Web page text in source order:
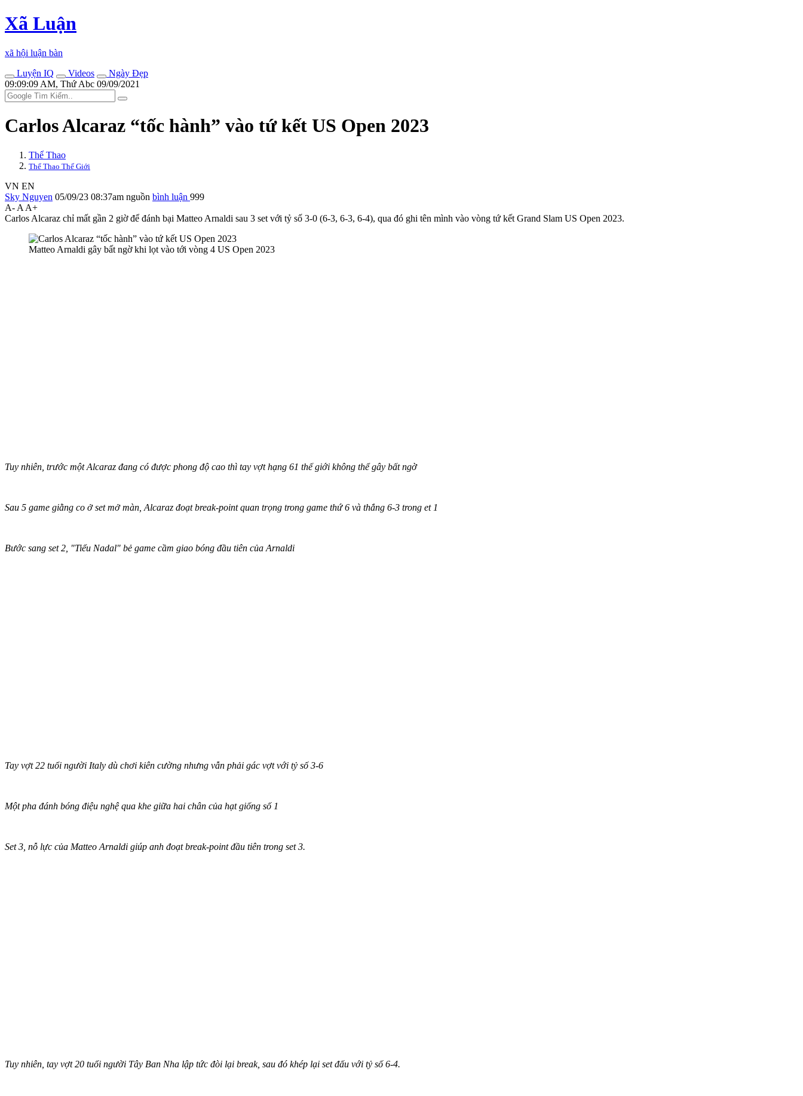
Xã Luận
xã hội luận bàn
Luyện IQ
Videos
Ngày Đẹp
09:09:09 AM, Thứ Abc 09/09/2021
Carlos Alcaraz “tốc hành” vào tứ kết US Open 2023
Thể Thao
Thể Thao Thế Giới
VN EN
Sky Nguyen 05/09/23 08:37am nguồn bình luận 999
A- A A+
Carlos Alcaraz chỉ mất gần 2 giờ để đánh bại Matteo Arnaldi sau 3 set với tỷ số 3-0 (6-3, 6-3, 6-4), qua đó ghi tên mình vào vòng tứ kết Grand Slam US Open 2023.
Matteo Arnaldi gây bất ngờ khi lọt vào tới vòng 4 US Open 2023
Tuy nhiên, trước một Alcaraz đang có được phong độ cao thì tay vợt hạng 61 thế giới không thể gây bất ngờ
Sau 5 game giằng co ở set mở màn, Alcaraz đoạt break-point quan trọng trong game thứ 6 và thắng 6-3 trong et 1
Bước sang set 2, "Tiểu Nadal" bẻ game cầm giao bóng đầu tiên của Arnaldi
Tay vợt 22 tuổi người Italy dù chơi kiên cường nhưng vẫn phải gác vợt với tỷ số 3-6
Một pha đánh bóng điệu nghệ qua khe giữa hai chân của hạt giống số 1
Set 3, nỗ lực của Matteo Arnaldi giúp anh đoạt break-point đầu tiên trong set 3.
Tuy nhiên, tay vợt 20 tuổi người Tây Ban Nha lập tức đòi lại break, sau đó khép lại set đấu với tỷ số 6-4.